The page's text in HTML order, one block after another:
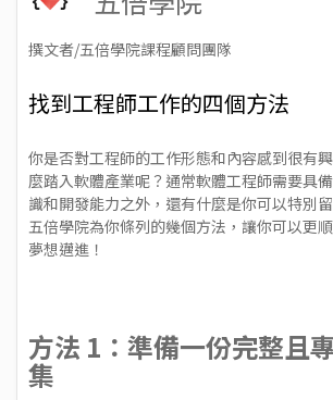
撰文者/五倍學院課程顧問團隊
找到工程師工作的四個方法
你是否對工程師的工作形態和內容感到很有
麼踏入軟體產業呢？通常軟體工程師需要具
識和開發能力之外，還有什麼是你可以特別
五倍學院為你條列的幾個方法，讓你可以更
夢想邁進！
方法 1：準備一份完整且
集